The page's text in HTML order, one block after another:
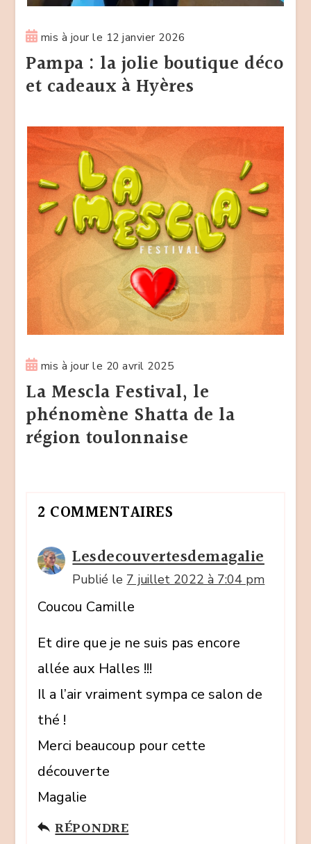
mis à jour le 12 janvier 2026
Pampa : la jolie boutique déco
et cadeaux à Hyères
mis à jour le 20 avril 2025
La Mescla Festival, le
phénomène Shatta de la
région toulonnaise
2 COMMENTAIRES
Lesdecouvertesdemagalie
Publié le 7 juillet 2022 à 7:04 pm
Coucou Camille
Et dire que je ne suis pas encore
allée aux Halles !!!
Il a l’air vraiment sympa ce salon de
thé !
Merci beaucoup pour cette
découverte
Magalie
RÉPONDRE